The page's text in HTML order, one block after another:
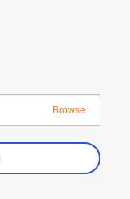
Browse